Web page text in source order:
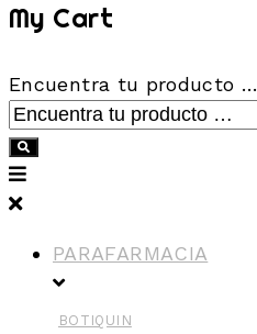
My Cart
Encuentra tu producto …
PARAFARMACIA
BOTIQUIN